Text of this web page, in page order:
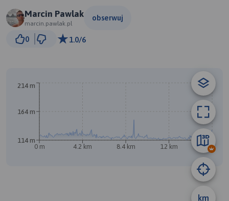
Marcin Pawlak
marcin.pawlak.pl
obserwuj
0 1.0/6
A
km
0 m 4.2 km 8.4 km 12 km 16 km
114 m
164 m
214 m